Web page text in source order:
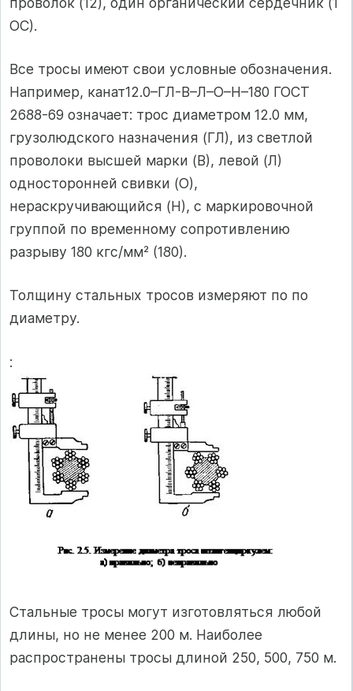
ОС).
Все тросы имеют свои условные обозначения.
Например, канат12.0–ГЛ-В–Л–О–Н–180 ГОСТ
2688-69 означает: трос диаметром 12.0 мм,
грузолюдского назначения (ГЛ), из светлой
проволоки высшей марки (В), левой (Л)
односторонней свивки (О),
нераскручивающийся (Н), с маркировочной
группой по временному сопротивлению
разрыву 180 кгс/мм² (180).
Толщину стальных тросов измеряют по по
диаметру.
:
Стальные тросы могут изготовляться любой
длины, но не менее 200 м. Наиболее
распространены тросы длиной 250, 500, 750 м.